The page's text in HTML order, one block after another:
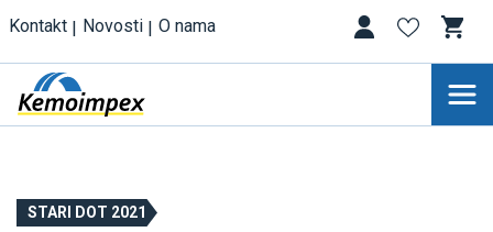
Kontakt Novosti O nama
STARI DOT 2021